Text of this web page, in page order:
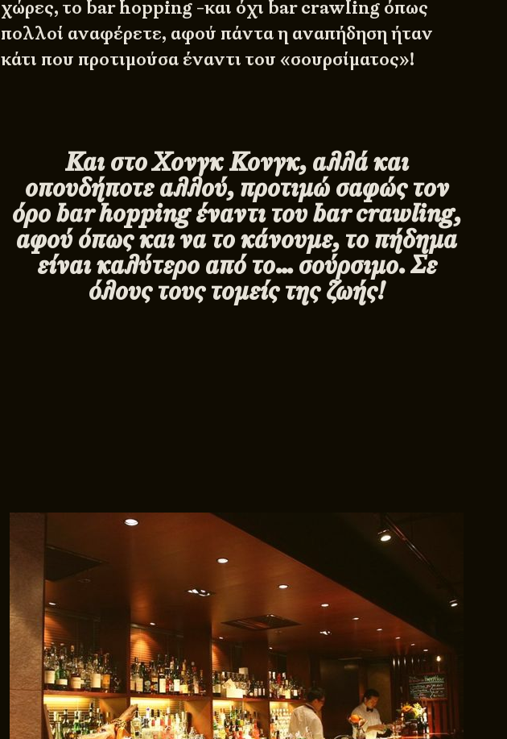
χώρες, το bar hopping -και όχι bar crawling όπως
πολλοί αναφέρετε, αφού πάντα η αναπήδηση ήταν
κάτι που προτιμούσα έναντι του «σουρσίματος»!
Και στο Χονγκ Κονγκ, αλλά και
οπουδήποτε αλλού, προτιμώ σαφώς τον
όροbarhopping έναντι τουbarcrawling,
αφού όπως και να το κάνουμε, το πήδημα
είναι καλύτερο από το… σούρσιμο. Σε
όλους τους τομείς της ζωής!